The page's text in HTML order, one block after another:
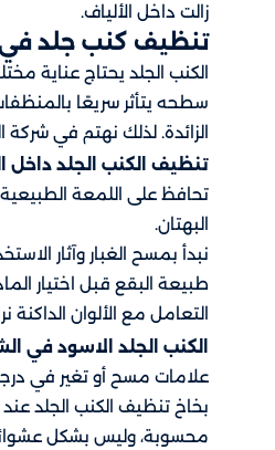
زالت داخل الألياف.
تنظيف كنب جلد في
الكنب الجلد يحتاج عناية
سطحه يتأثر سريعًا
الزائدة. لذلك نهتم في شركة
تنظيف الكنب الجلد داخل
تحافظ على اللمعة الطبيعية
البهتان.
نبدأ بمسح الغبار وآثار
طبيعة البقع قبل اختيار
التعامل مع الألوان الداكنة
الكنب الجلد الاسود في
علامات مسح أو تغير في
بخاخ تنظيف الكنب الجلد
محسوبة، وليس بشكل